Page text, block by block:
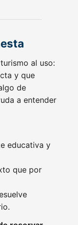
al uso:
y que
de
a entender
educativa y
que por